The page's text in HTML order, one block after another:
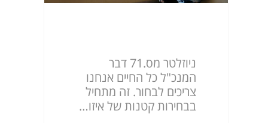
ניוזלטר מס.71 דבר
המנכ"ל כל החיים אנחנו
צריכים לבחור. זה מתחיל
בבחירות קטנות של איזו…